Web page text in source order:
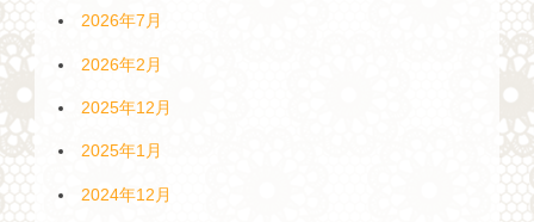
2026年7月
2026年2月
2025年12月
2025年1月
2024年12月